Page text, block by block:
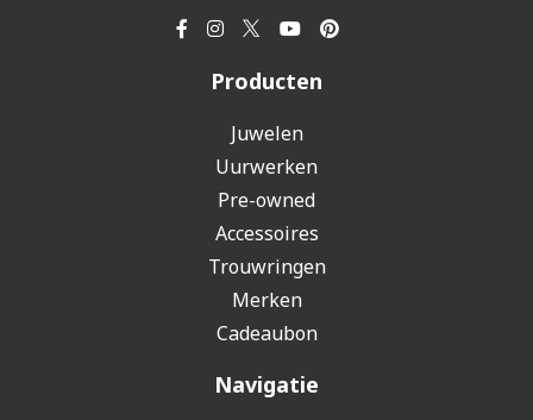
Producten
Juwelen
Uurwerken
Pre-owned
Accessoires
Trouwringen
Merken
Cadeaubon
Navigatie